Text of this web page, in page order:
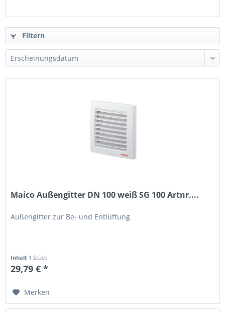
Filtern
Maico Außengitter DN 100 weiß SG 100 Artnr....
Außengitter zur Be- und Entlüftung
Inhalt 1 Stück
29,79 € *
Merken